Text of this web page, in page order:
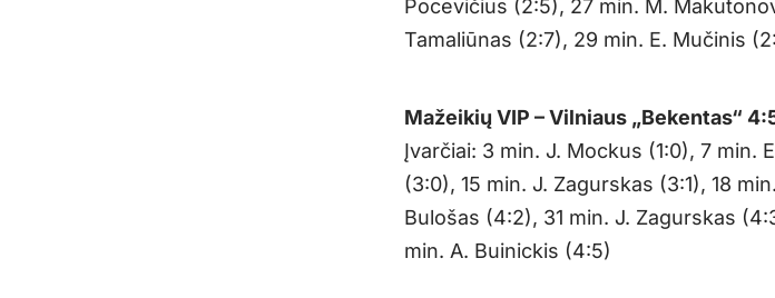
Pocevičius (2:5), 27 min. M.
Tamaliūnas (2:7), 29 min. E. Mučinis
Mažeikių VIP – Vilniaus „Bekentas“
Įvarčiai: 3 min. J. Mockus (1:0), 7 min.
(3:0), 15 min. J. Zagurskas (3:1), 18
Bulošas (4:2), 31 min. J. Zagurskas
min. A. Buinickis (4:5)